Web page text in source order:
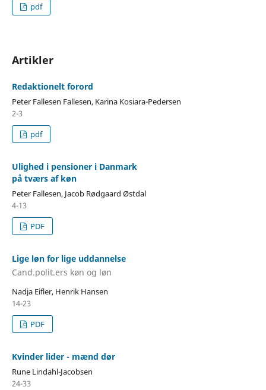
pdf
Artikler
Redaktionelt forord
Peter Fallesen Fallesen, Karina Kosiara-Pedersen
2-3
pdf
Ulighed i pensioner i Danmark
på tværs af køn
Peter Fallesen, Jacob Rødgaard Østdal
4-13
PDF
Lige løn for lige uddannelse
Cand.polit.ers køn og løn
Nadja Eifler, Henrik Hansen
14-23
PDF
Kvinder lider - mænd dør
Rune Lindahl-Jacobsen
24-33